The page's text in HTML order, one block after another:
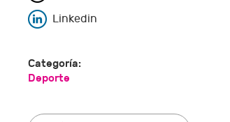
Linkedin
Categoría:
Deporte